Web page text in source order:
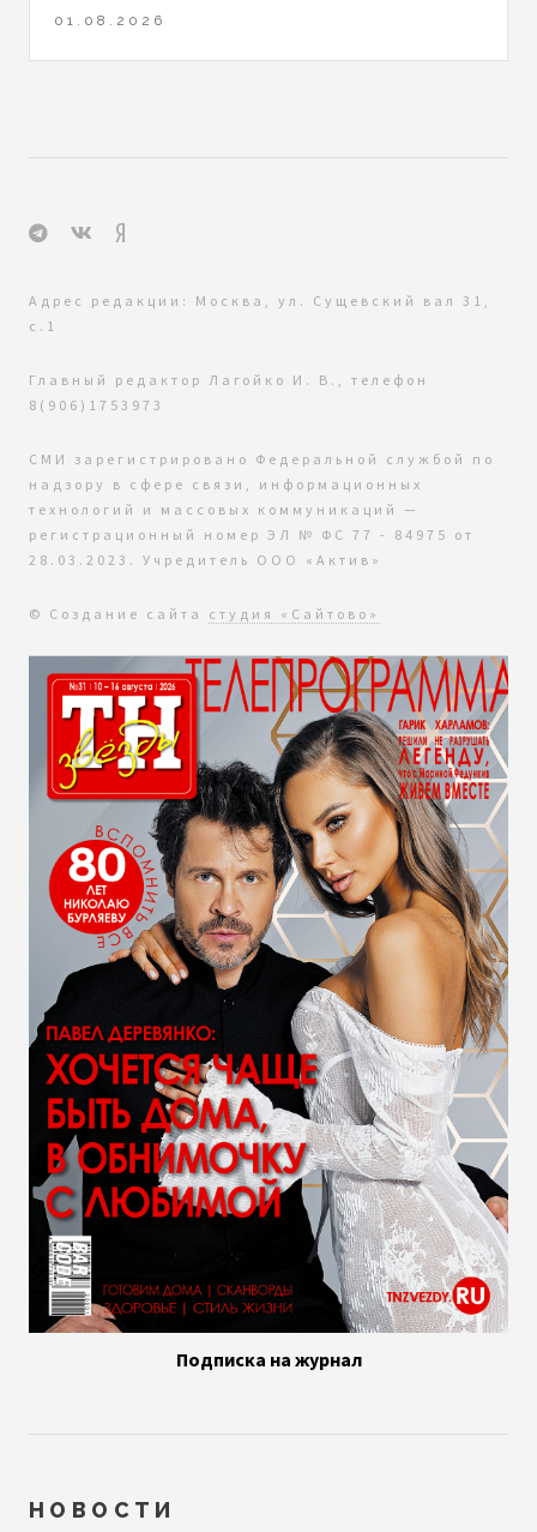
01.08.2026
Адрес редакции: Москва, ул. Сущевский вал 31,
с.1
Главный редактор Лагойко И. В., телефон
8(906)1753973
СМИ зарегистрировано Федеральной службой по
надзору в сфере связи, информационных
технологий и массовых коммуникаций —
регистрационный номер ЭЛ № ФС 77 - 84975 от
28.03.2023. Учредитель ООО «Актив»
© Создание сайта студия «Сайтово»
Подписка на журнал
НОВОСТИ